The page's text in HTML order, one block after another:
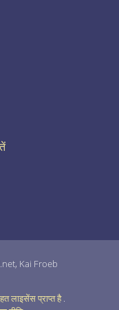
Kai Froeb
लाइसेंस प्राप्त है.